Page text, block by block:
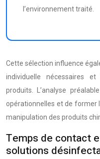
l’environnement traité.
Cette sélection influence
individuelle nécessaires
produits. L’analyse
opérationnelles et de former
manipulation des produits
Temps de contact
solutions